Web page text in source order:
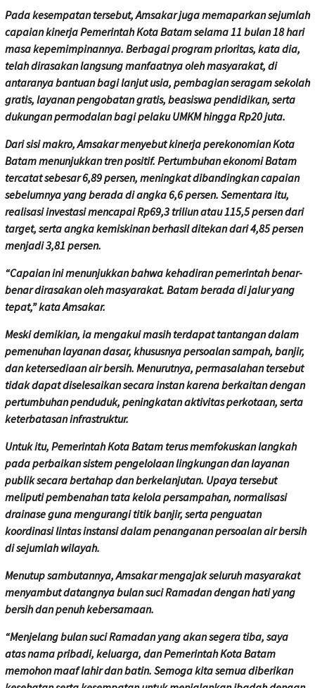
Pada kesempatan tersebut, Amsakar juga memaparkan sejumlah
capaian kinerja Pemerintah Kota Batam selama 11 bulan 18 hari
masa kepemimpinannya. Berbagai program prioritas, kata dia,
telah dirasakan langsung manfaatnya oleh masyarakat, di
antaranya bantuan bagi lanjut usia, pembagian seragam sekolah
gratis, layanan pengobatan gratis, beasiswa pendidikan, serta
dukungan permodalan bagi pelaku UMKM hingga Rp20 juta.
Dari sisi makro, Amsakar menyebut kinerja perekonomian Kota
Batam menunjukkan tren positif. Pertumbuhan ekonomi Batam
tercatat sebesar 6,89 persen, meningkat dibandingkan capaian
sebelumnya yang berada di angka 6,6 persen. Sementara itu,
realisasi investasi mencapai Rp69,3 triliun atau 115,5 persen dari
target, serta angka kemiskinan berhasil ditekan dari 4,85 persen
menjadi 3,81 persen.
“Capaian ini menunjukkan bahwa kehadiran pemerintah benar-
benar dirasakan oleh masyarakat. Batam berada di jalur yang
tepat,” kata Amsakar.
Meski demikian, ia mengakui masih terdapat tantangan dalam
pemenuhan layanan dasar, khususnya persoalan sampah, banjir,
dan ketersediaan air bersih. Menurutnya, permasalahan tersebut
tidak dapat diselesaikan secara instan karena berkaitan dengan
pertumbuhan penduduk, peningkatan aktivitas perkotaan, serta
keterbatasan infrastruktur.
Untuk itu, Pemerintah Kota Batam terus memfokuskan langkah
pada perbaikan sistem pengelolaan lingkungan dan layanan
publik secara bertahap dan berkelanjutan. Upaya tersebut
meliputi pembenahan tata kelola persampahan, normalisasi
drainase guna mengurangi titik banjir, serta penguatan
koordinasi lintas instansi dalam penanganan persoalan air bersih
di sejumlah wilayah.
Menutup sambutannya, Amsakar mengajak seluruh masyarakat
menyambut datangnya bulan suci Ramadan dengan hati yang
bersih dan penuh kebersamaan.
“Menjelang bulan suci Ramadan yang akan segera tiba, saya
atas nama pribadi, keluarga, dan Pemerintah Kota Batam
memohon maaf lahir dan batin. Semoga kita semua diberikan